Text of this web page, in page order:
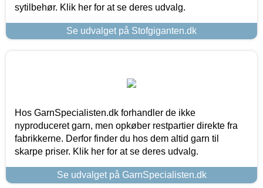
sytilbehør. Klik her for at se deres udvalg.
Se udvalget på Stofgiganten.dk
Hos GarnSpecialisten.dk forhandler de ikke
nyproduceret garn, men opkøber restpartier direkte fra
fabrikkerne. Derfor finder du hos dem altid garn til
skarpe priser. Klik her for at se deres udvalg.
Se udvalget på GarnSpecialisten.dk